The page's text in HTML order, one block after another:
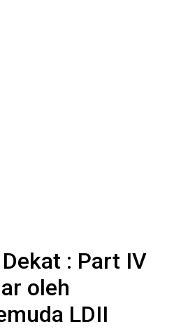
: Part IV
oleh
LDII